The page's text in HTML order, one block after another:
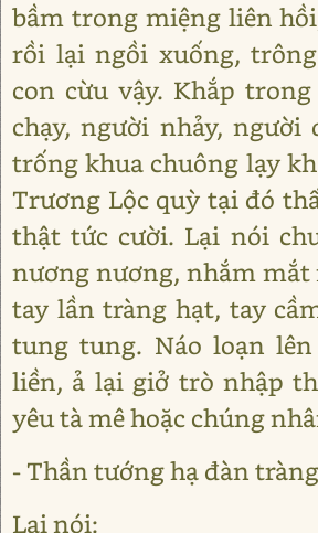
bầm trong miệng liên
rồi lại ngồi xuống,
con cừu vậy. Khắp
chạy, người nhảy, người
trống khua chuông lạy
Trương Lộc quỳ tại đó
thật tức cười. Lại nói
nương nương, nhắm mắt
tay lần tràng hạt, tay
tung tung. Náo loạn lên
liền, ả lại giở trò nhập
yêu tà mê hoặc chúng
- Thần tướng hạ đàn
Lại nói: